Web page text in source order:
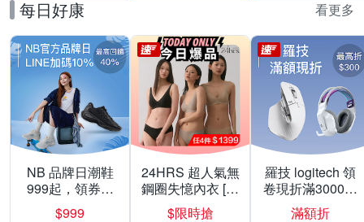
每日好康 看更多
NB 品牌日潮鞋
999起，領券折
上折 最高回饋
$999
24HRS 超人氣無
鋼圈失憶內衣 [熱
銷好評]
$限時搶
羅技 logitech 領
卷現折滿3000折
300
滿額折